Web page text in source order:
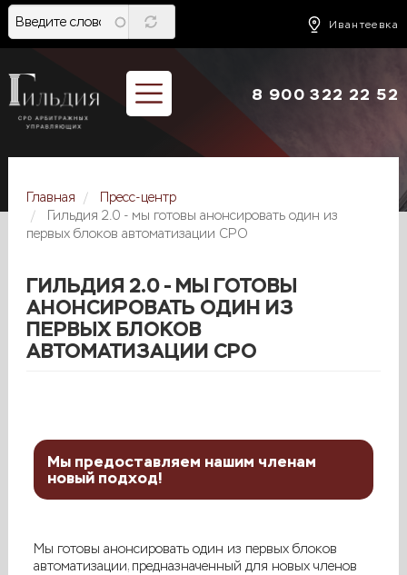
Перейти
основному
Ивантеевка
8 900 322 22 52
Главная
Пресс-центр
Гильдия 2.0 - мы готовы анонсировать один из
первых блоков автоматизации СРО
ГИЛЬДИЯ 2.0 - МЫ ГОТОВЫ
АНОНСИРОВАТЬ ОДИН ИЗ
ПЕРВЫХ БЛОКОВ
АВТОМАТИЗАЦИИ СРО
Мы предоставляем нашим членам
новый подход!
Мы готовы анонсировать один из первых блоков
автоматизации, предназначенный для новых членов